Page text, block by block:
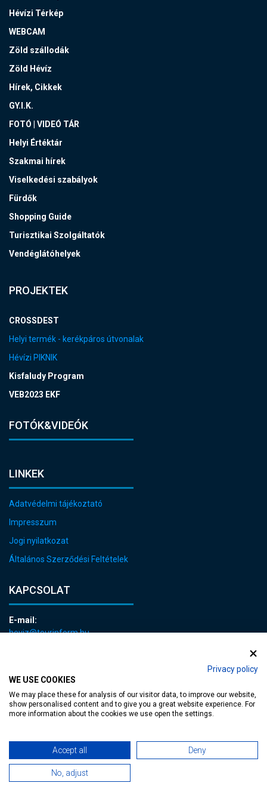
Privacy policy
WE USE COOKIES
We may place these for analysis of our visitor data, to improve our website,
show personalised content and to give you a great website experience. For
more information about the cookies we use open the settings.
Accept all Deny
No, adjust
Hévízi Térkép
WEBCAM
Zöld szállodák
Zöld Hévíz
Hírek, Cikkek
GY.I.K.
FOTÓ | VIDEÓ TÁR
Helyi Értéktár
Szakmai hírek
Viselkedési szabályok
Fürdők
Shopping Guide
Turisztikai Szolgáltatók
Vendéglátóhelyek
PROJEKTEK
CROSSDEST
Helyi termék - kerékpáros útvonalak
Hévízi PIKNIK
Kisfaludy Program
VEB2023 EKF
FOTÓK&VIDEÓK
LINKEK
Adatvédelmi tájékoztató
Impresszum
Jogi nyilatkozat
Általános Szerződési Feltételek
KAPCSOLAT
E-mail:
heviz@tourinform.hu
akadálymentesített weblap| Copyright © 2024 Hévíz Város Önkormányzata,
Designed byMediaGum